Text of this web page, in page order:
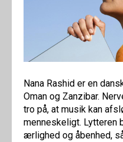
Nana Rashid er en
Oman og Zanzibar.
tro på, at musik kan
menneskeligt. Lytteren
ærlighed og åbenhed,